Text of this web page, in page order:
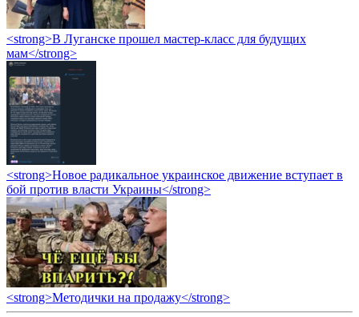
<strong>В Луганске прошел мастер-класс для будущих
мам</strong>
<strong>Новое радикальное украинское движение вступает в
бой против власти Украины</strong>
<strong>Методички на продажу</strong>